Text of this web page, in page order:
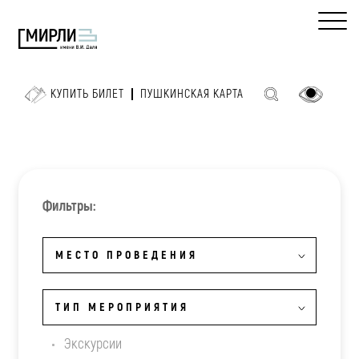
КУПИТЬ БИЛЕТ ПУШКИНСКАЯ КАРТА
Фильтры:
МЕСТО ПРОВЕДЕНИЯ
ТИП МЕРОПРИЯТИЯ
Экскурсии